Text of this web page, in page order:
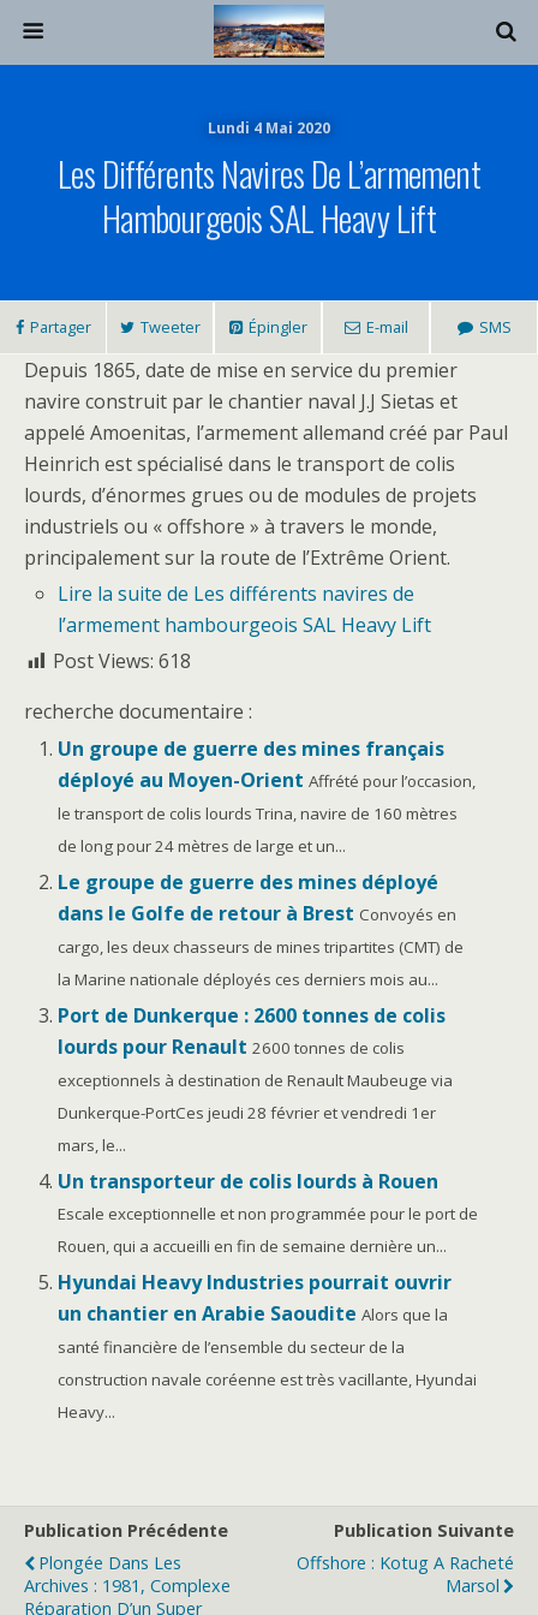
Lundi 4 Mai 2020
Les Différents Navires De L’armement
Hambourgeois SAL Heavy Lift
Partager Tweeter Épingler E-mail SMS
Depuis 1865, date de mise en service du premier
navire construit par le chantier naval J.J Sietas et
appelé Amoenitas, l’armement allemand créé par Paul
Heinrich est spécialisé dans le transport de colis
lourds, d’énormes grues ou de modules de projets
industriels ou « offshore » à travers le monde,
principalement sur la route de l’Extrême Orient.
Lire la suite de Les différents navires de
l’armement hambourgeois SAL Heavy Lift
Post Views: 618
recherche documentaire :
Un groupe de guerre des mines français
déployé au Moyen-Orient Affrété pour l’occasion,
le transport de colis lourds Trina, navire de 160 mètres
de long pour 24 mètres de large et un...
Le groupe de guerre des mines déployé
dans le Golfe de retour à Brest Convoyés en
cargo, les deux chasseurs de mines tripartites (CMT) de
la Marine nationale déployés ces derniers mois au...
Port de Dunkerque : 2600 tonnes de colis
lourds pour Renault 2600 tonnes de colis
exceptionnels à destination de Renault Maubeuge via
Dunkerque-PortCes jeudi 28 février et vendredi 1er
mars, le...
Un transporteur de colis lourds à Rouen
Escale exceptionnelle et non programmée pour le port de
Rouen, qui a accueilli en fin de semaine dernière un...
Hyundai Heavy Industries pourrait ouvrir
un chantier en Arabie Saoudite Alors que la
santé financière de l’ensemble du secteur de la
construction navale coréenne est très vacillante, Hyundai
Heavy...
Publication Précédente
Plongée Dans Les
Archives : 1981, Complexe
Réparation D’un Super
Publication Suivante
Offshore : Kotug A Racheté
Marsol